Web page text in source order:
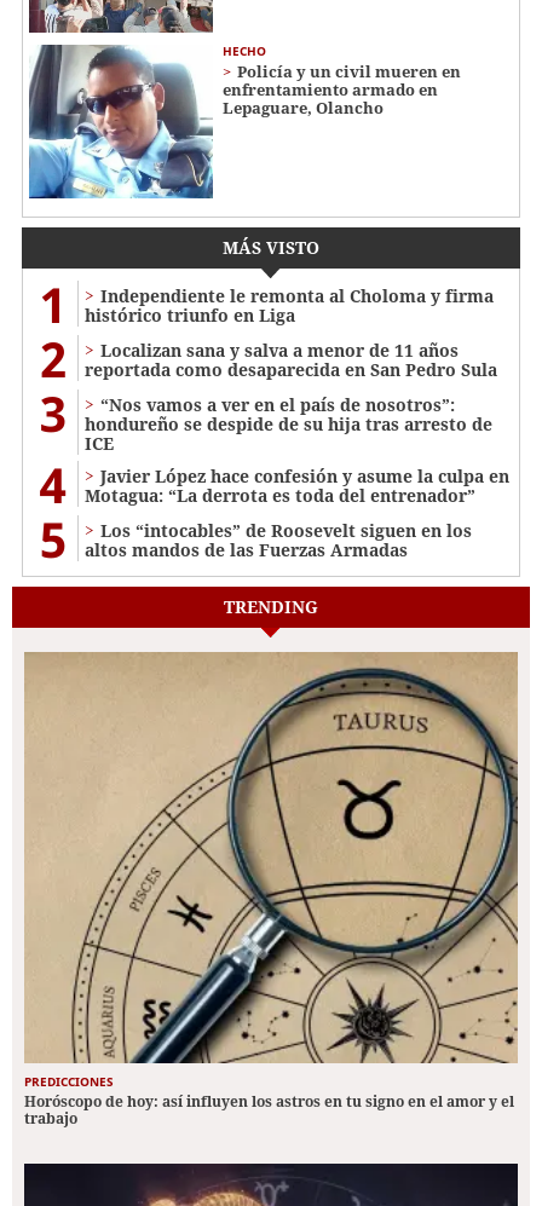
HECHO
Policía y un civil mueren en
enfrentamiento armado en
Lepaguare, Olancho
MÁS VISTO
1
Independiente le remonta al Choloma y firma
histórico triunfo en Liga
2
Localizan sana y salva a menor de 11 años
reportada como desaparecida en San Pedro Sula
3
“Nos vamos a ver en el país de nosotros”:
hondureño se despide de su hija tras arresto de
ICE
4
Javier López hace confesión y asume la culpa en
Motagua: “La derrota es toda del entrenador”
5
Los “intocables” de Roosevelt siguen en los
altos mandos de las Fuerzas Armadas
TRENDING
PREDICCIONES
Horóscopo de hoy: así influyen los astros en tu signo en el amor y el
trabajo